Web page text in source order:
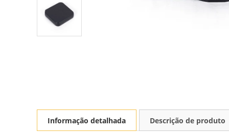
Informação detalhada Descrição de produto